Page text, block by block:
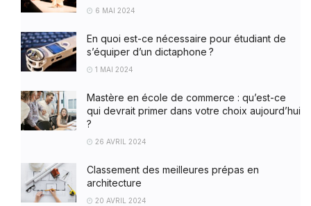
6 MAI 2024
En quoi est-ce nécessaire pour étudiant de
s’équiper d’un dictaphone ?
1 MAI 2024
Mastère en école de commerce : qu’est-ce
qui devrait primer dans votre choix aujourd’hui
?
26 AVRIL 2024
Classement des meilleures prépas en
architecture
20 AVRIL 2024